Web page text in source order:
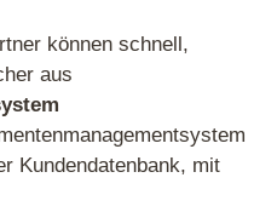
können schnell,
aus
Kundendatenbank, mit